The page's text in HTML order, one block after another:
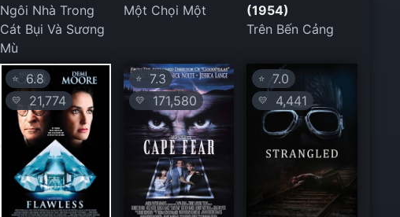
Ngôi Nhà Trong
Cát Bụi Và Sương
Mù
Một Chọi Một
(1954)
Trên Bến Cảng
⭐ 6.8
💛 21,774
⭐7.3
💛 171,580
⭐ 7.0
💛 4,441